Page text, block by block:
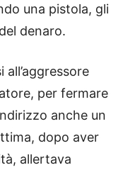
una pistola, gli
denaro.
per fermare
anche un
dopo aver
allertava